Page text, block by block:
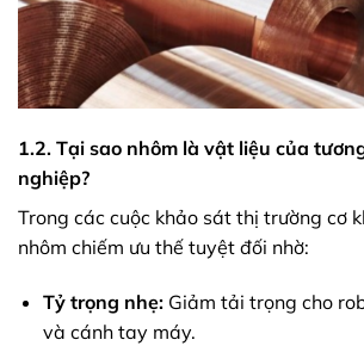
1.2. Tại sao nhôm là vật liệu của
nghiệp?
Trong các cuộc khảo sát thị trường cơ
nhôm chiếm ưu thế tuyệt đối nhờ:
Tỷ trọng nhẹ:Giảm tải trọng cho
và cánh tay máy.